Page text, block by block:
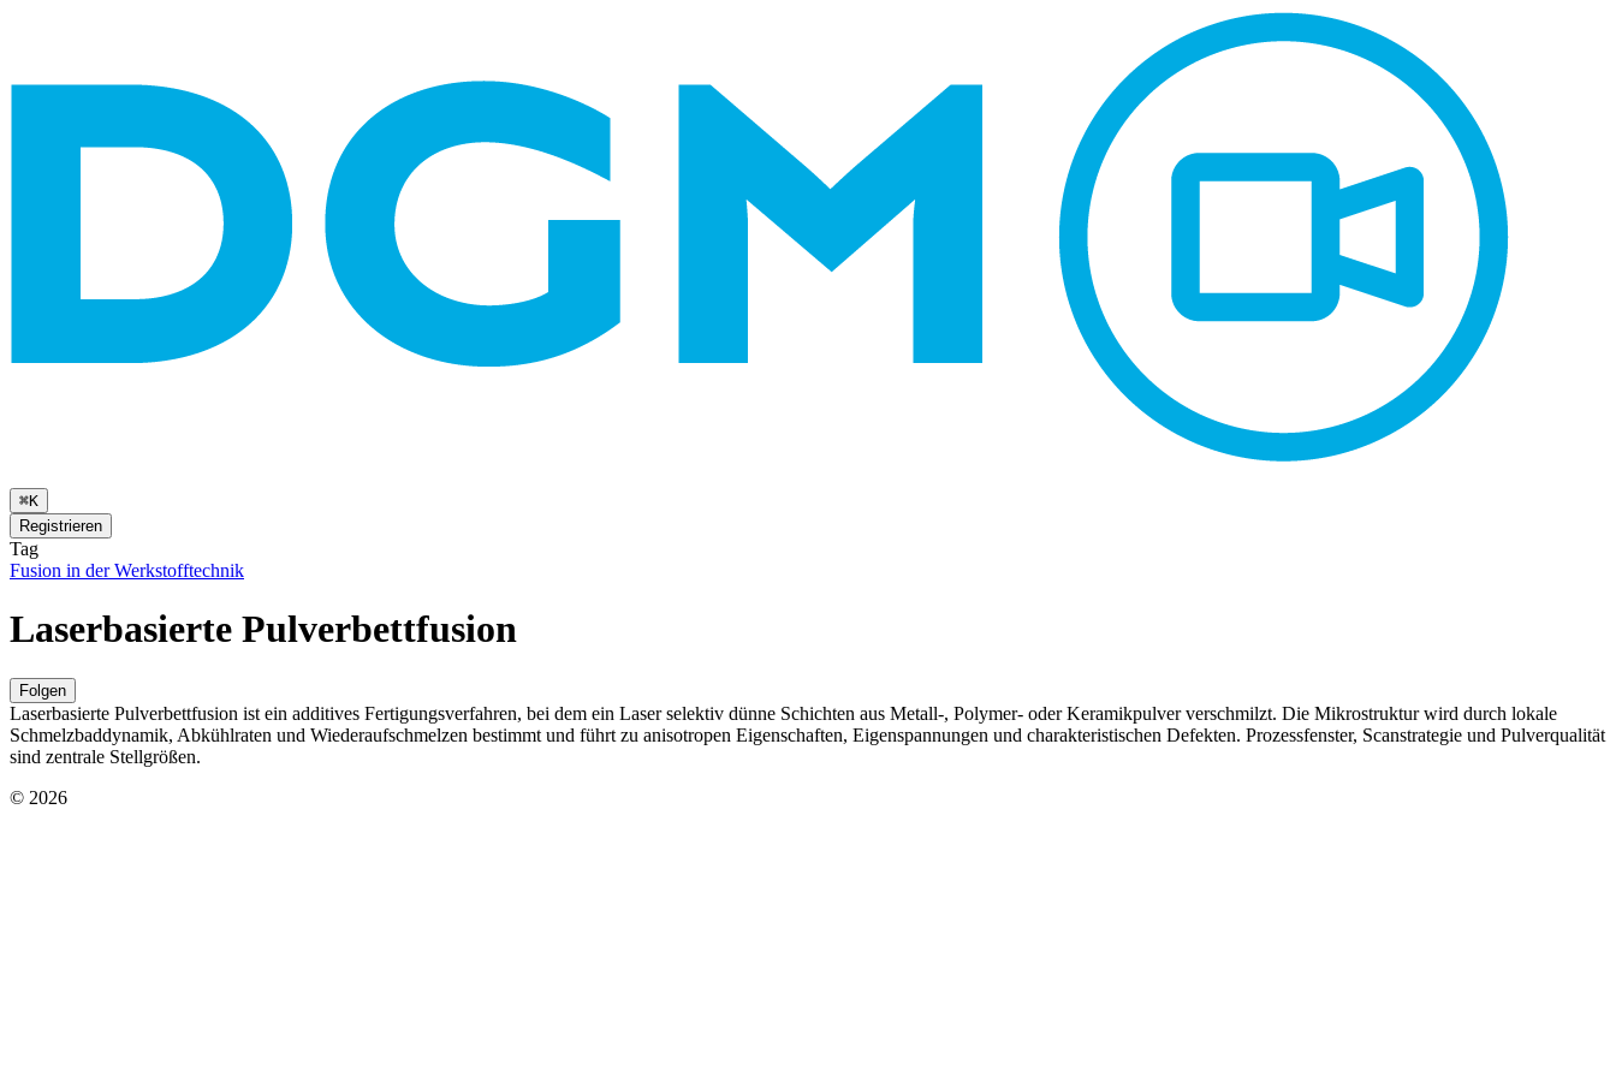
⌘K
Registrieren
Tag
Fusion in der Werkstofftechnik
Laserbasierte Pulverbettfusion
Folgen
Laserbasierte Pulverbettfusion ist ein additives Fertigungsverfahren, bei dem ein Laser selektiv dünne Schichten aus Metall-, Polymer- oder Keramikpulver verschmilzt. Die Mikrostruktur wird durch lokale
Schmelzbaddynamik, Abkühlraten und Wiederaufschmelzen bestimmt und führt zu anisotropen Eigenschaften, Eigenspannungen und charakteristischen Defekten. Prozessfenster, Scanstrategie und Pulverqualität
sind zentrale Stellgrößen.
© 2026